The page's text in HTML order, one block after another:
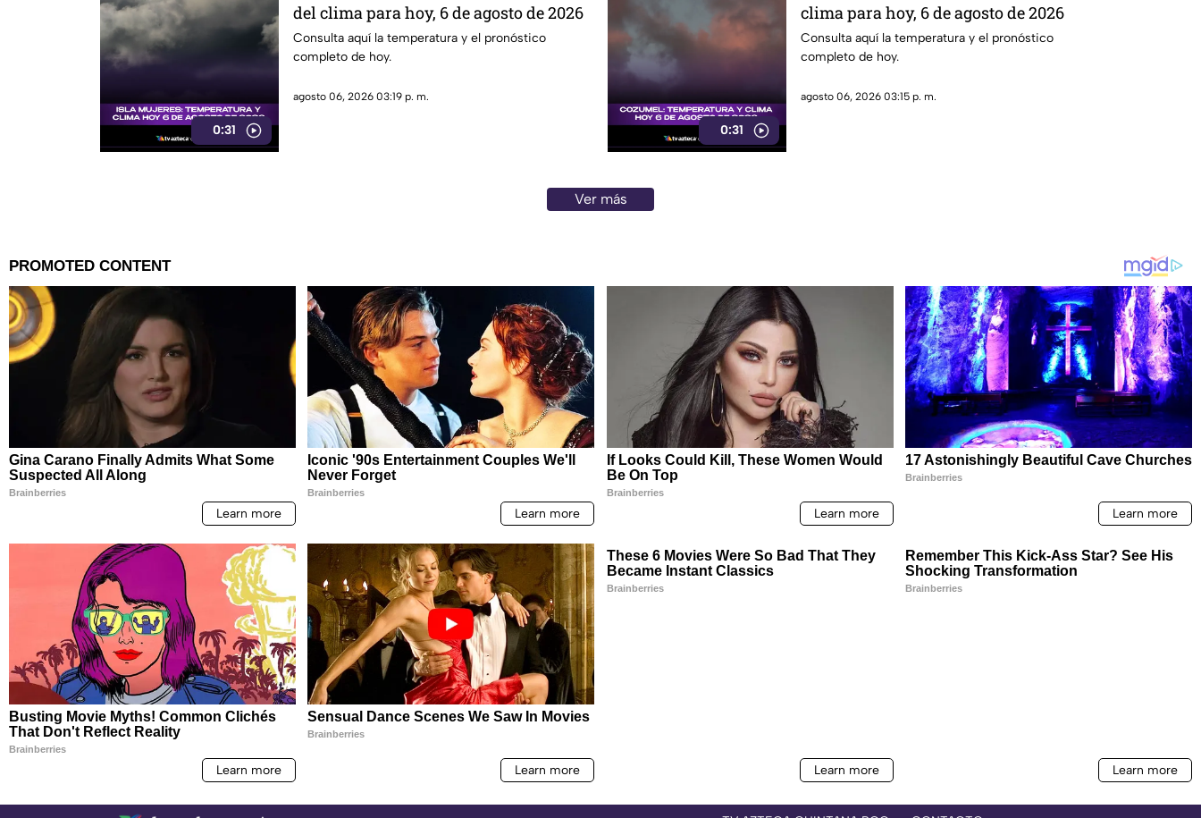
0:31
del clima para hoy, 6 de agosto de 2026
Consulta aquí la temperatura y el pronóstico
completo de hoy.
agosto 06, 2026 03:19 p. m.
0:31
clima para hoy, 6 de agosto de 2026
Consulta aquí la temperatura y el pronóstico
completo de hoy.
agosto 06, 2026 03:15 p. m.
Ver más